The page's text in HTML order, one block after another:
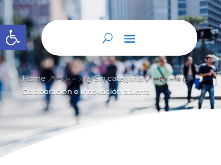
Abrir barra de herramientas
Home &#x39; Sin categoría &#x39;
Colaboración e innovación abierta